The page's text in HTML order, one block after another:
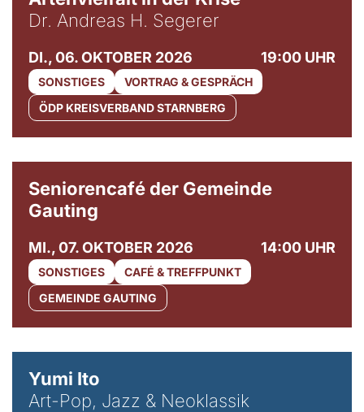
Dr. Andreas H. Segerer
DI., 06. OKTOBER 2026 19:00 UHR
SONSTIGES
VORTRAG & GESPRÄCH
ÖDP KREISVERBAND STARNBERG
Seniorencafé der Gemeinde
Gauting
MI., 07. OKTOBER 2026 14:00 UHR
SONSTIGES
CAFÉ & TREFFPUNKT
GEMEINDE GAUTING
Yumi Ito
Art-Pop, Jazz & Neoklassik